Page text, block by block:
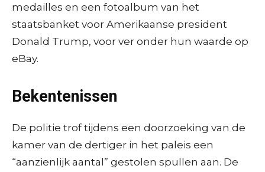
medailles en een fotoalbum van het
staatsbanket voor Amerikaanse president
Donald Trump, voor ver onder hun waarde op
eBay.
Bekentenissen
De politie trof tijdens een doorzoeking van de
kamer van de dertiger in het paleis een
“aanzienlijk aantal” gestolen spullen aan. De